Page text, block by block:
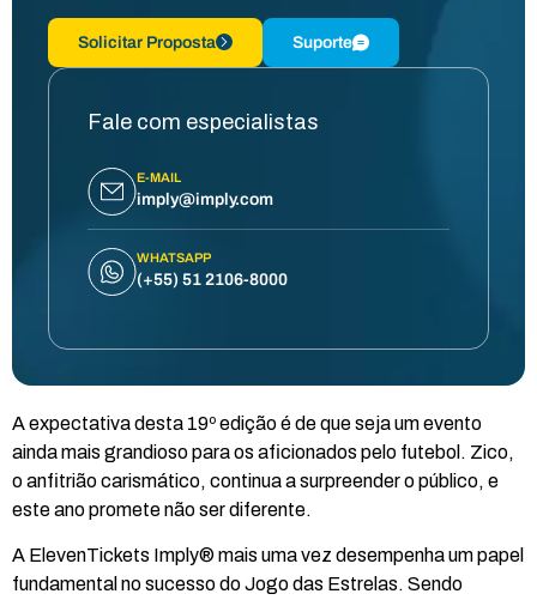
Solicitar Proposta Suporte
Fale com especialistas
E-MAIL
imply@imply.com
WHATSAPP
(+55) 51 2106-8000
A expectativa desta 19º edição é de que seja um evento
ainda mais grandioso para os aficionados pelo futebol. Zico,
o anfitrião carismático, continua a surpreender o público, e
este ano promete não ser diferente.
A ElevenTickets Imply® mais uma vez desempenha um papel
fundamental no sucesso do Jogo das Estrelas. Sendo